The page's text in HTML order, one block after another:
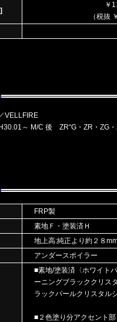
￥
（税抜
VELLFIRE
～ M/C 後 ZR“G・ZR・ZG・
FRP製
素地Ｆ・塗装済Ｈ
地上高:純正より約２８
アンダースポイラー
■素地/塗装済〈ホワイト
ーニングブラッククリス
ラックパールクリスタル
■２色塗り分アクセント